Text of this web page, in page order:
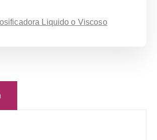
Liquido o Viscoso